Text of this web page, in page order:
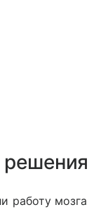
решения
работу мозга